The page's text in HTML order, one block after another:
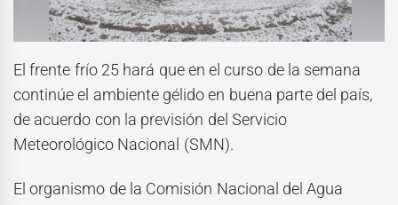
El frente frío 25 hará que en el curso de la semana
continúe el ambiente gélido en buena parte del país,
de acuerdo con la previsión del Servicio
Meteorológico Nacional (SMN).
El organismo de la Comisión Nacional del Agua